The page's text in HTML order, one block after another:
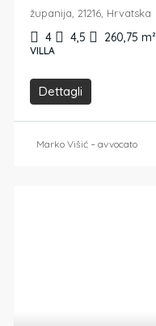
županija, 21216, Hrvatska
4 4,5 260,75 m²
VILLA
Dettagli
Marko Višić – avvocato